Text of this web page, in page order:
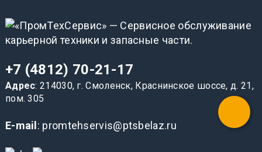
+7 (4812) 70-21-17
Адрес: 214030, г. Смоленск, Краснинское шоссе, д. 21,
пом. 305
E-mail : promtehservis@ptsbelaz.ru